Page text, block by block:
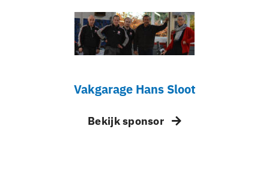
Vakgarage Hans Sloot
Bekijk sponsor